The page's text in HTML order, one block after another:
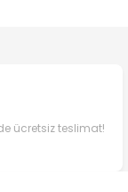
ücretsiz teslimat!